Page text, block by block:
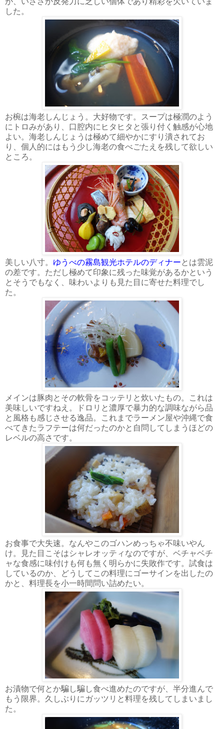
した。
お椀は海老しんじょう。大好物です。スープは極潤のよう
にトロみがあり、口腔内にヒタヒタと張り付く触感が心地
よい。海老しんじょうは極めて細やかにすり潰されてお
り、個人的にはもう少し海老の食べごたえを残して欲しい
ところ。
美しい八寸。 ゆうべの霧島観光ホテルのディナー とは雲泥
の差です。ただし極めて印象に残った味覚があるかという
とそうでもなく、味わいよりも見た目に寄せた料理でし
た。
メインは豚肉とその軟骨をコッテリと炊いたもの。これは
美味しいですねえ。ドロリと濃厚で暴力的な調味ながら品
と風格も感じさせる逸品。これまでラーメン屋や沖縄で食
べてきたラフテーは何だったのかと自問してしまうほどの
レベルの高さです。
お食事で大失速。なんやこのゴハンめっちゃ不味いやん
け。見た目こそはシャレオッティなのですが、ベチャベチ
ャな食感に味付けも何も無く明らかに失敗作です。試食は
しているのか、どうしてこの料理にゴーサインを出したの
かと、料理長を小一時間問い詰めたい。
お漬物で何とか騙し騙し食べ進めたのですが、半分進んで
もう限界。久しぶりにガッツリと料理を残してしまいまし
た。